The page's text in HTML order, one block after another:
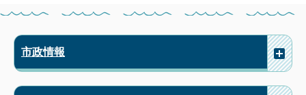
市政情報